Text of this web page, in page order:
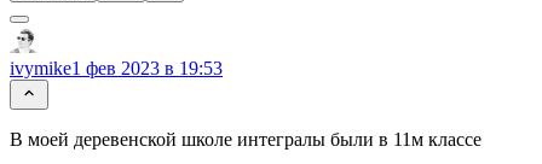
ivymike1 фев 2023 в 19:53
В моей деревенской школе интегралы были в 11м классе